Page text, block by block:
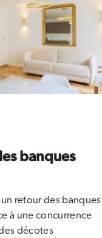
banques
retour des banques
à une concurrence
décotes